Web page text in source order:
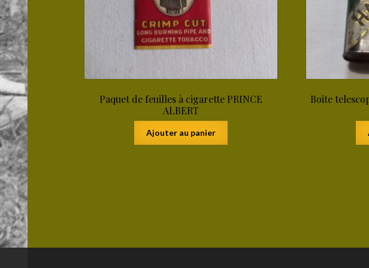
Paquet de feuilles à cigarette PRINCE
ALBERT
Ajouter au panier
Boite